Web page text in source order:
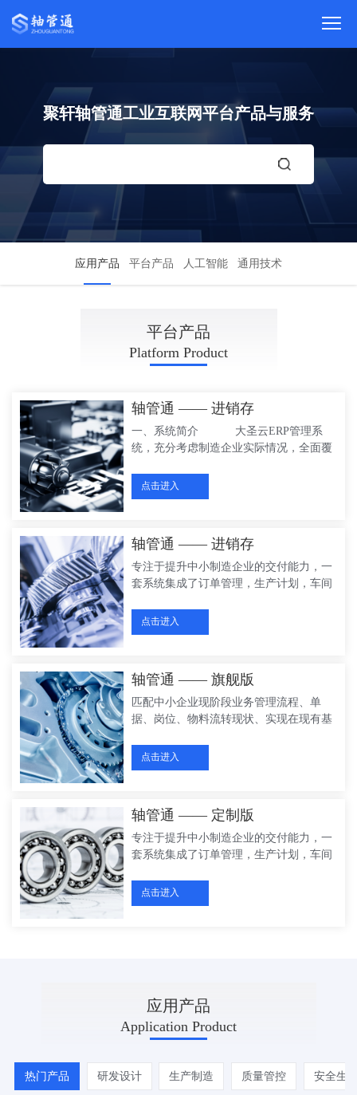
聚轩轴管通工业互联网平台产品与服务
应用产品 平台产品 人工智能 通用技术
PRODUCT
平台产品
Platform Product
轴管通 —— 进销存
一、系统简介 大圣云ERP管理系
统，充分考虑制造企业实际情况，全面覆
手。 通过销售管理、单据管理、托书
管理、PMC管理、采购管理、外协管理、
助企业构建基础的ERP信息管理平台。帮
助制造企业实现以销定产，以产定购，规
范各部门作业流程，提高工作效率；实现
生产效率、减少企业成本、控制产品的生
产过程、提高产品的质量。 二、系统建设
管理中心，规范企业流程，完善企业整个
管理体系。 3、提供一个统一的数据资源
中心，建立企业内部的数据资料中心，把
4、建立统一的基础资料库，实现完整的
通过生产管理实现整个生产过程的透明化
和可控化； 8、通过销售管理实现整个销
售订单一体化管理。 9、遵循统一的数据
境下的信息孤岛。
点击进入
轴管通 —— 进销存
专注于提升中小制造企业的交付能力，一
套系统集成了订单管理，生产计划，车间
块，具备各业务模块可灵活组合应用的特
性，适用于中小企业生产管理。帮助企业
点击进入
轴管通 —— 旗舰版
匹配中小企业现阶段业务管理流程、单
据、岗位、物料流转现状、实现在现有基
重建； 通过尽量减少改造设备机台的方
式，实现数据快速采集、物料防呆纠错，
设备自动取数通讯端口等方式，在规范业
务及物料流转状况下，对单据、物料、设
备、模具、刀具、班次、人员等，以最简
质量管理体系要求、结合生产过程对来
料、首检、过程检、终检进行全程管理，
单每道工序生产计划及完工时间、生产设
备、生产人员，计件工资和标准工序成本
等； 对设备异常、物料短缺、质量问题、
亮灯等协同通知，通过移动协同把生产过
程异常和流程进行有效管理； 结合企业实
点击进入
轴管通 —— 定制版
专注于提升中小制造企业的交付能力，一
套系统集成了订单管理，生产计划，车间
块，具备各业务模块可灵活组合应用的特
性，适用于中小企业生产管理。帮助企业
点击进入
APPLICATION
应用产品
Application Product
热门产品 研发设计 生产制造 质量管控 安全生